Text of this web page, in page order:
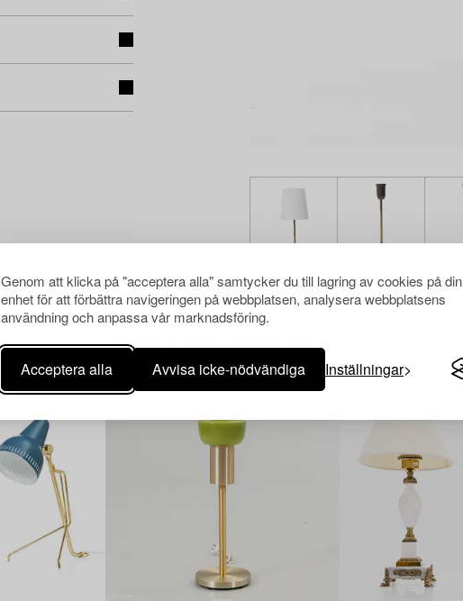
Genom att klicka på "acceptera alla" samtycker du till lagring av cookies på din
enhet för att förbättra navigeringen på webbplatsen, analysera webbplatsens
användning och anpassa vår marknadsföring.
Acceptera alla Avvisa icke-nödvändiga Inställningar
Andra har även tittat på